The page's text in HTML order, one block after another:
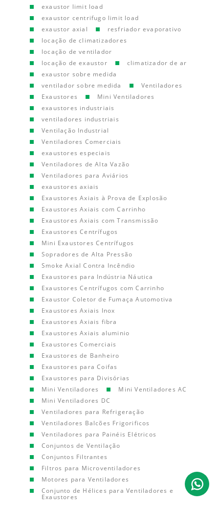
exaustor limit load
exaustor centrifugo limit load
exaustor axial
resfriador evaporativo
locação de climatizadores
locação de ventilador
locação de exaustor
climatizador de ar
exaustor sobre medida
ventilador sobre medida
Ventiladores
Exaustores
Mini Ventiladores
exaustores industriais
ventiladores industriais
Ventilação Industrial
Ventiladores Comerciais
exaustores especiais
Ventiladores de Alta Vazão
Ventiladores para Aviários
exaustores axiais
Exaustores Axiais à Prova de Explosão
Exaustores Axiais com Carrinho
Exaustores Axiais com Transmissão
Exaustores Centrífugos
Mini Exaustores Centrífugos
Sopradores de Alta Pressão
Smoke Axial Contra Incêndio
Exaustores para Indústria Náutica
Exaustores Centrífugos com Carrinho
Exaustor Coletor de Fumaça Automotiva
Exaustores Axiais Inox
Exaustores Axiais fibra
Exaustores Axiais aluminio
Exaustores Comerciais
Exaustores de Banheiro
Exaustores para Coifas
Exaustores para Divisórias
Mini Ventiladores
Mini Ventiladores AC
Mini Ventiladores DC
Ventiladores para Refrigeração
Ventiladores Balcões Frigorificos
Ventiladores para Painéis Elétricos
Conjuntos de Ventilação
Conjuntos Filtrantes
Filtros para Microventiladores
Motores para Ventiladores
Conjunto de Hélices para Ventiladores e
Exaustores